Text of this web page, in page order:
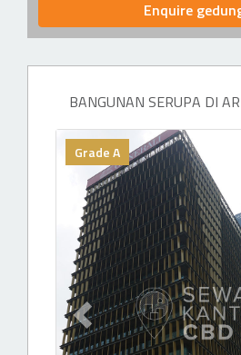
Enquire
BANGUNAN SERUPA DI
Grade A
Previous slide